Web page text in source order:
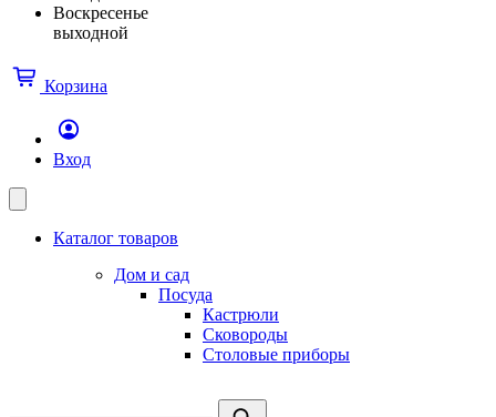
Воскресенье
выходной
Корзина
Вход
Каталог товаров
Дом и сад
Посуда
Кастрюли
Сковороды
Столовые приборы